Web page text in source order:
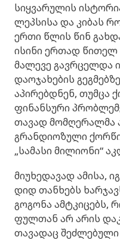
სიყვარულის
ლეპსისა და კიბას
ერთი წლის წინ
ისინი ერთად წითელ
მალევე გავრცელდა
დაოჯახების
აპირებდნენ, თუმცა
ფინანსური
თავად მომღერალმა
გრანდიოზული
„სამასი მილიონი“
მიუხედავად ამისა,
დიდ თანხებს
გოგონა ამტკიცებს,
ფულთან არ არის
თავადაც შეძლებული